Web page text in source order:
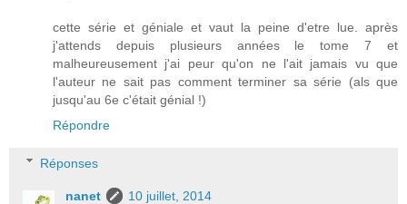
cette série et géniale et vaut la peine d'etre lue. après
j'attends depuis plusieurs années le tome 7 et
malheureusement j'ai peur qu'on ne l'ait jamais vu que
l'auteur ne sait pas comment terminer sa série (als que
jusqu'au 6e c'était génial !)
Répondre
Réponses
nanet
10 juillet, 2014